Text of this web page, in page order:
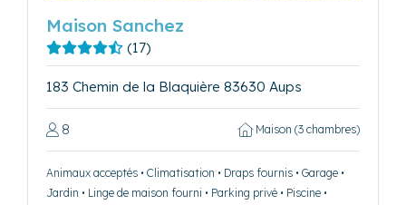
Maison Sanchez
(17)
183 Chemin de la Blaquière 83630 Aups
8 Maison (3 chambres)
Animaux acceptés • Climatisation • Draps fournis • Garage •
Jardin • Linge de maison fourni • Parking privé • Piscine •